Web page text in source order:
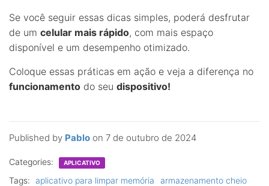
Published by Pablo on 7 de outubro de 2024
Se você seguir essas dicas simples, poderá desfrutar
de um celular mais rápido, com mais espaço
disponível e um desempenho otimizado.
Coloque essas práticas em ação e veja a diferença no
funcionamento do seu dispositivo!
Categories: APLICATIVO
Tags: aplicativo para limpar memória
armazenamento cheio